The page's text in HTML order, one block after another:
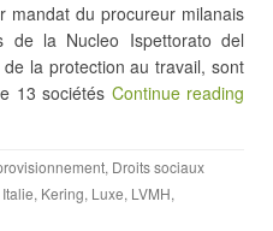
mandat du procureur milanais
de la Nucleo Ispettorato del
la protection au travail, sont
13 sociétés Continue reading
, Droits sociaux
Italie, Kering, Luxe, LVMH,